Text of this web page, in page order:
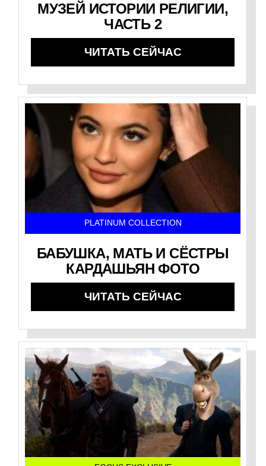
МУЗЕЙ ИСТОРИИ РЕЛИГИИ,
ЧАСТЬ 2
ЧИТАТЬ СЕЙЧАС
PLATINUM COLLECTION
БАБУШКА, МАТЬ И СЁСТРЫ
КАРДАШЬЯН ФОТО
ЧИТАТЬ СЕЙЧАС